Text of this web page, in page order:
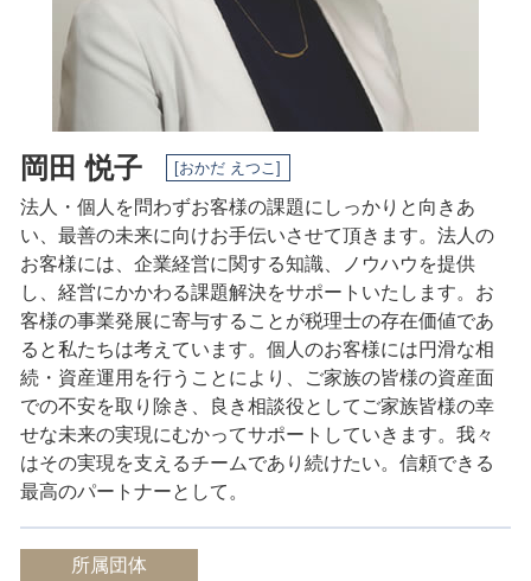
事業承継 名古屋市 税理士
相続 愛知県 相談
岡田 悦子 [おかだ えつこ]
法人・個人を問わずお客様の課題にしっかりと向きあ
い、最善の未来に向けお手伝いさせて頂きます。法人の
お客様には、企業経営に関する知識、ノウハウを提供
し、経営にかかわる課題解決をサポートいたします。 お
客様の事業発展に寄与することが税理士の存在価値であ
ると私たちは考えています。 個人のお客様には円滑な相
続・資産運用を行うことにより、ご家族の皆様の資産面
での不安を取り除き、良き相談役としてご家族皆様の幸
せな未来の実現にむかってサポートしていきます。 我々
はその実現を支えるチームであり続けたい。 信頼できる
最高のパートナーとして。
所属団体